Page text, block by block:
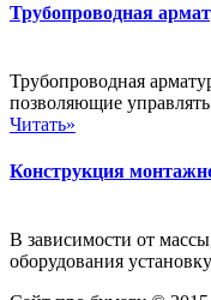
Трубопроводная
Трубопроводная
позволяющие
Читать»
Конструкция
В зависимости от
оборудования